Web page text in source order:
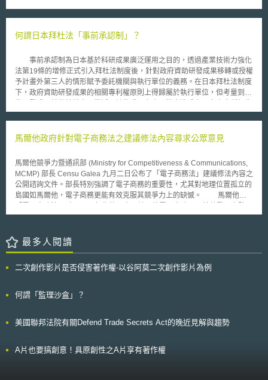
（Arizona）以最低投資金額為標準，投資人須達一定資本額或就業人數，
料中心用電納入銷售及使用稅（Sales and Use Tax）減免範圍，例如北卡
供銷售及使用稅減免。由於電力使用為主要營運成本，此類措施對投資決策
具有實質影響。 二、財產稅與地方政府財政考量 資料中心屬高度資本密集
產業，若依一般財產稅計算方式課徵，地方政府可獲得穩定稅收來源。然
而，多數州允許地方政府提供財產稅減免，財產稅優惠常透過法定減免或地
方協議方式訂定，內容包括減免期間與減免比例，有助於提升投資誘因，也
可能影響地方政府長期財政收入。 三、銷售稅減免之制度設計 隨著各州競
評估，可能造成公共資源配置失衡。此外，資料中心自動化程度高，營運階
應鏈發展或相關科技產業聚集效果。 參、事件評析 資料中心為AI發展之基
礎設施，各州透過租稅制度吸引投資，有助提升數位基礎建設與資料處理能
力。然而，租稅優惠涉及財政問題，須兼顧產業間租稅公平與財政永續。銷
售稅與財產稅減免雖可降低投資成本，但若缺乏統一標準，各州或各地方政
人力需求有限，若優惠期間過長，地方政府可能增加機會成本。而隨著AI應
用擴張，資料中心能源消耗與電力需求持續增加，未來制度設計宜結合永續
發展目標，建立明確評估機制。 綜合而言，美國各州資料中心租稅政策差
益，方能在促進科技發展與維持公共利益間取得平衡。
公司與其他品牌商店的不當競爭。 Cox離職時，複印了Macy's的樓層規
存了財務績效、產品與品牌趨勢、消費喜好和商業策略有效性評估等資料。
知Macy's內部營運與商業策略等營業秘密，使Burlington取得不公平競爭之
優勢。 由於Cox與Macy's有簽訂禁止競業、禁止招攬與保密條款，
Macy's主張前揭行為已違反契約規定與忠實、誠信義務。同時，Macy's亦申
請臨時禁制令，禁止Cox持續在Burlington工作，避免對Macy's造成不可彌
補的損害。 另一方面，Cox也在紐約聯邦法院針對臨時禁制令提起反
圍太廣，並不合理，且Cox先前工作接觸的營業秘密，與現職工作內容毫無
Burlington工作。惟Macy's針對Cox選擇之管轄法院提出反駁，認為有任何
步刊登於TIPS網站（https://www.tips.org.tw ）」
何謂日本拜杜法「事前承認制」？
事前承認制為日本基於科研成果廣泛運用之目的，透過產業技術力強化
法第19條的增修正式引入拜杜法制度後，針對政府資助研發成果移轉或授權
予計畫外第三人的情形賦予委託機關與執行單位的義務。在日本拜杜法制度
下，政府資助研發成果的相關專利權原則上得歸屬於執行單位，但考量到這
的科研成果難以被運用，從而無法達成促進成果運用的法目的，因此在該法
行單位之政府資助研發成果所涉及專利權給第三人，或將使用該些專利權的
外，委託機關須和執行單位約定為上開移轉等行為前，須先取得委託機關的
同意。
馬爾他政府針對電子商務法之建議修法內容尋求公眾意見
馬爾他競爭力暨通訊部 (Ministry for Competitiveness & Communications,
MCMP) 部長 Censu Galea 九月二日公布了「電子商務法」建議修法內容之
公開諮詢文件。部長特別強調了電子商務的重要性，尤其對地理位置孤立的
島國如馬爾他，電子商務更能有效克服其競爭力上的缺憾。 馬爾他
亦達到 為資訊社會鋪路之目的 。 此次修法建議欲建立一輕度但有效的管理
者權益的保護。另外，此修法建議也計劃完整移植歐盟電子商務指令及電子
簽章指令之規定。 馬爾他通訊局 (Malta Communications Authority,
者與消費者間之爭議。 該修法建議亦設計相關措施，確保在馬爾他成立的
訊社會服務提供者不論其在何國提供服務，都將只受馬爾他法律規範。再
的透明度。
最多人閱讀
二次創作影片是否侵害著作權-以谷阿莫二次創作影片為例
何謂「監理沙盒」？
美國聯邦法院有關Defend Trade Secrets Act的晚近見解與趨勢
A片也要搞創意！具原創性之A片享有著作權